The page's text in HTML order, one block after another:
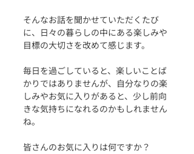
そんなお話を聞かせていただくたび
に、日々の暮らしの中にある楽しみや
目標の大切さを改めて感じます。
毎日を過ごしていると、楽しいことば
かりではありませんが、自分なりの楽
しみやお気に入りがあると、少し前向
きな気持ちになれるのかもしれません
ね。
皆さんのお気に入りは何ですか？